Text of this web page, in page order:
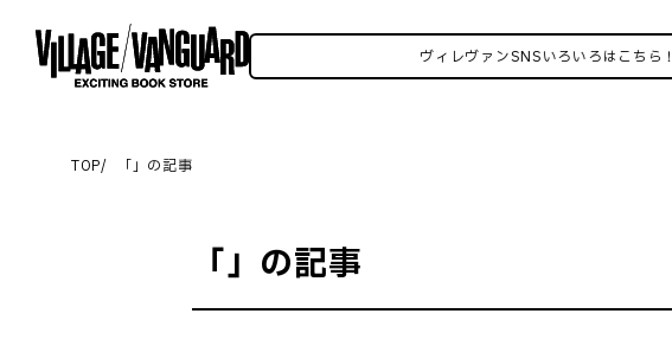
ヴァンSNSいろいろはこちら！ ヴィレヴァンSNSいろいろはこちら！
TOP 「」の記事
「」の記事